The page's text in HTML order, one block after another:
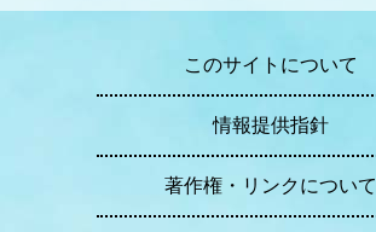
このサイトについて
情報提供指針
著作権・リンクについて